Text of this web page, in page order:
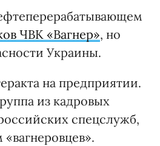
ЧВК «Вагнер», но
Украины.
на предприятии.
из кадровых
спецслужб,